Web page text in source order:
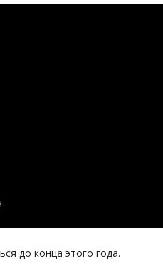
до конца этого года.